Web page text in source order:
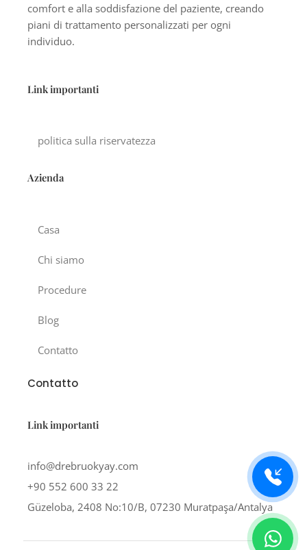
comfort e alla soddisfazione del paziente, creando
piani di trattamento personalizzati per ogni
individuo.
Link importanti
politica sulla riservatezza
Azienda
Casa
Chi siamo
Procedure
Blog
Contatto
Contatto
Link importanti
info@drebruokyay.com
+90 552 600 33 22
Güzeloba, 2408 No:10/B, 07230 Muratpaşa/Antalya